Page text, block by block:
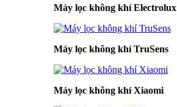
Máy lọc không khí Electrolux
Máy lọc không khí TruSens
Máy lọc không khí Xiaomi